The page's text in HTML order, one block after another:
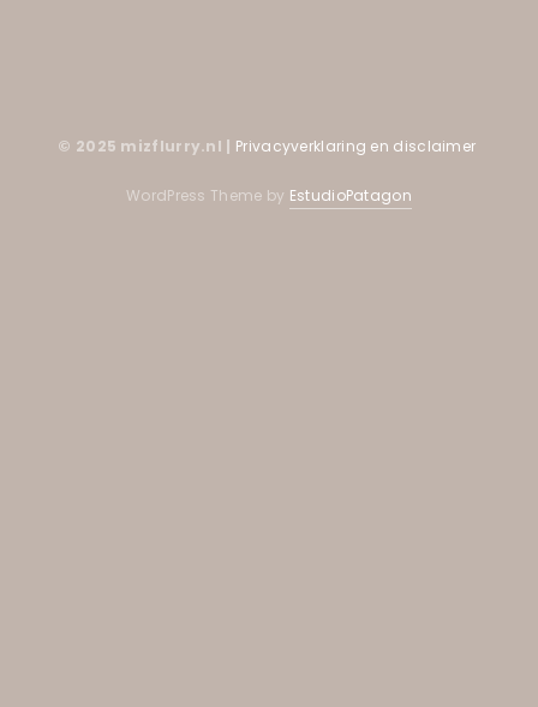
© 2025 mizflurry.nl | Privacyverklaring en disclaimer
WordPress Theme by EstudioPatagon